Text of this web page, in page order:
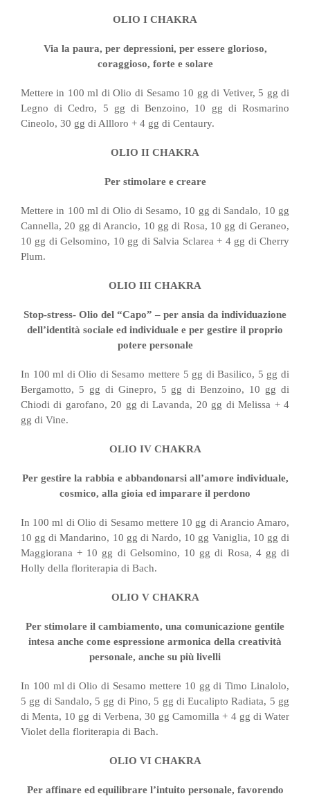
OLIO I CHAKRA
Via la paura, per depressioni, per essere glorioso,
coraggioso, forte e solare
Mettere in 100 ml di Olio di Sesamo 10 gg di Vetiver, 5 gg di
Legno di Cedro, 5 gg di Benzoino, 10 gg di Rosmarino
Cineolo, 30 gg di Allloro + 4 gg di Centaury.
OLIO II CHAKRA
Per stimolare e creare
Mettere in 100 ml di Olio di Sesamo, 10 gg di Sandalo, 10 gg
Cannella, 20 gg di Arancio, 10 gg di Rosa, 10 gg di Geraneo,
10 gg di Gelsomino, 10 gg di Salvia Sclarea + 4 gg di Cherry
Plum.
OLIO III CHAKRA
Stop-stress- Olio del “Capo” – per ansia da individuazione
dell’identità sociale ed individuale e per gestire il proprio
potere personale
In 100 ml di Olio di Sesamo mettere 5 gg di Basilico, 5 gg di
Bergamotto, 5 gg di Ginepro, 5 gg di Benzoino, 10 gg di
Chiodi di garofano, 20 gg di Lavanda, 20 gg di Melissa + 4
gg di Vine.
OLIO IV CHAKRA
Per gestire la rabbia e abbandonarsi all’amore individuale,
cosmico, alla gioia ed imparare il perdono
In 100 ml di Olio di Sesamo mettere 10 gg di Arancio Amaro,
10 gg di Mandarino, 10 gg di Nardo, 10 gg Vaniglia, 10 gg di
Maggiorana + 10 gg di Gelsomino, 10 gg di Rosa, 4 gg di
Holly della floriterapia di Bach.
OLIO V CHAKRA
Per stimolare il cambiamento, una comunicazione gentile
intesa anche come espressione armonica della creatività
personale, anche su più livelli
In 100 ml di Olio di Sesamo mettere 10 gg di Timo Linalolo,
5 gg di Sandalo, 5 gg di Pino, 5 gg di Eucalipto Radiata, 5 gg
di Menta, 10 gg di Verbena, 30 gg Camomilla + 4 gg di Water
Violet della floriterapia di Bach.
OLIO VI CHAKRA
Per affinare ed equilibrare l’intuito personale, favorendo